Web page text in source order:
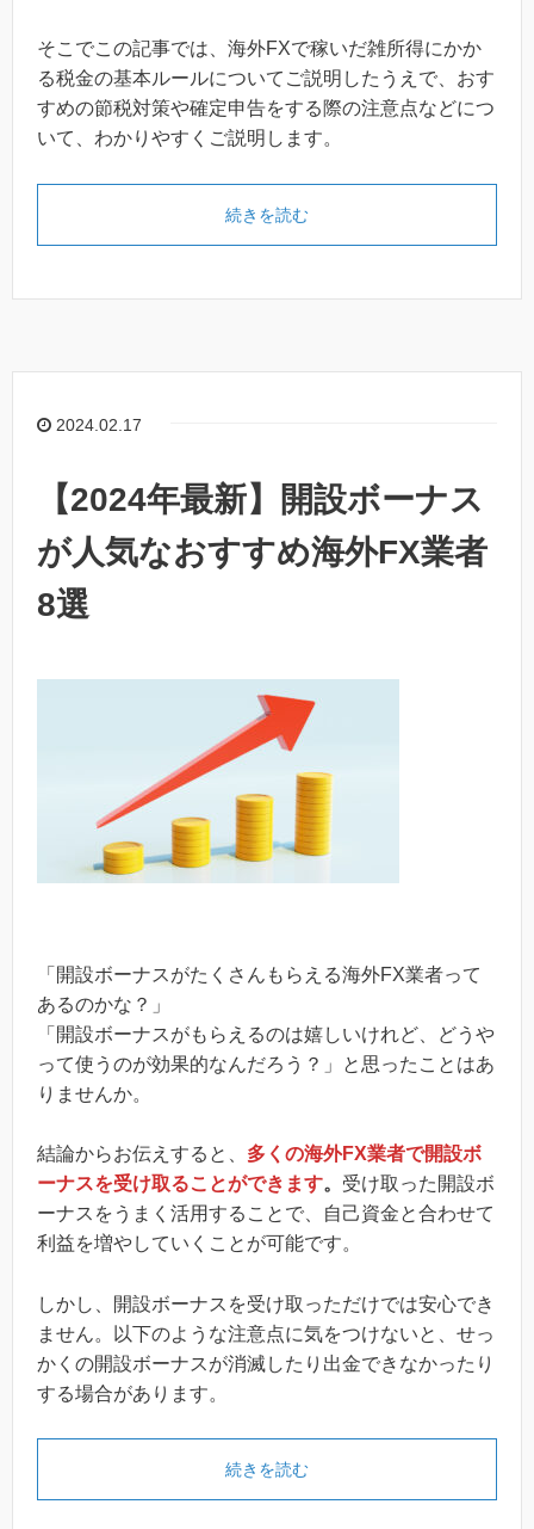
そこでこの記事では、海外FXで稼いだ雑所得にかか
る税金の基本ルールについてご説明したうえで、おす
すめの節税対策や確定申告をする際の注意点などにつ
いて、わかりやすくご説明します。
続きを読む
2024.02.17
【2024年最新】開設ボーナス
が人気なおすすめ海外FX業者
8選
「開設ボーナスがたくさんもらえる海外FX業者って
あるのかな？」
「開設ボーナスがもらえるのは嬉しいけれど、どうや
って使うのが効果的なんだろう？」と思ったことはあ
りませんか。
結論からお伝えすると、 多くの海外FX業者で開設ボ
ーナスを受け取ることができます。 受け取った開設ボ
ーナスをうまく活用することで、自己資金と合わせて
利益を増やしていくことが可能です。
しかし、開設ボーナスを受け取っただけでは安心でき
ません。以下のような注意点に気をつけないと、せっ
かくの開設ボーナスが消滅したり出金できなかったり
する場合があります。
続きを読む